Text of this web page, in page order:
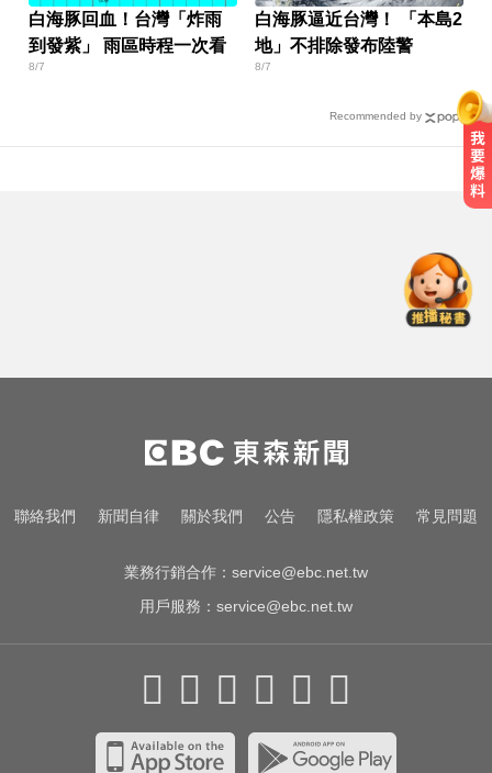
白海豚回血！台灣「炸雨
到發紫」 雨區時程一次看
8/7
白海豚逼近台灣！ 「本島2
地」不排除發布陸警
8/7
Recommended by
下半身重創身亡
緯創股利2度延發史上首例 金管會
說重話：考慮收回股務自辦
涉工程回扣驚爆貪瀆！高雄議員范
聯絡我們 新聞自律 關於我們 公告 隱私權政策 常見問題
業務行銷合作： service@ebc.net.tw
用戶服務： service@ebc.net.tw